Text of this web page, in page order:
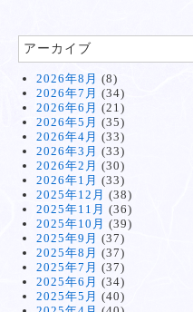
アーカイブ
2026年8月 (8)
2026年7月 (34)
2026年6月 (21)
2026年5月 (35)
2026年4月 (33)
2026年3月 (33)
2026年2月 (30)
2026年1月 (33)
2025年12月 (38)
2025年11月 (36)
2025年10月 (39)
2025年9月 (37)
2025年8月 (37)
2025年7月 (37)
2025年6月 (34)
2025年5月 (40)